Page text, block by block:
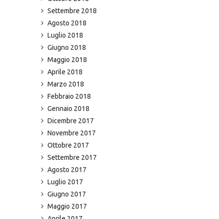
Settembre 2018
Agosto 2018
Luglio 2018
Giugno 2018
Maggio 2018
Aprile 2018
Marzo 2018
Febbraio 2018
Gennaio 2018
Dicembre 2017
Novembre 2017
Ottobre 2017
Settembre 2017
Agosto 2017
Luglio 2017
Giugno 2017
Maggio 2017